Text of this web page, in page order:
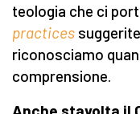
teologia che ci
practices
riconosciamo
comprensione.